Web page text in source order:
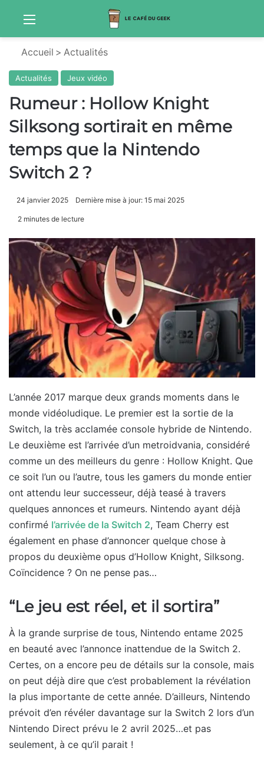
Menu
Accueil > Actualités
Actualités Jeux vidéo
Rumeur : Hollow Knight
Silksong sortirait en même
temps que la Nintendo
Switch 2 ?
24 janvier 2025 Dernière mise à jour: 15 mai 2025
2 minutes de lecture
L’année 2017 marque deux grands moments dans le
monde vidéoludique. Le premier est la sortie de la
Switch, la très acclamée console hybride de Nintendo.
Le deuxième est l’arrivée d’un metroidvania, considéré
comme un des meilleurs du genre : Hollow Knight. Que
ce soit l’un ou l’autre, tous les gamers du monde entier
ont attendu leur successeur, déjà teasé à travers
quelques annonces et rumeurs. Nintendo ayant déjà
confirmé l’arrivée de la Switch 2, Team Cherry est
également en phase d’annoncer quelque chose à
propos du deuxième opus d’Hollow Knight, Silksong.
Coïncidence ? On ne pense pas…
“Le jeu est réel, et il sortira”
À la grande surprise de tous, Nintendo entame 2025
en beauté avec l’annonce inattendue de la Switch 2.
Certes, on a encore peu de détails sur la console, mais
on peut déjà dire que c’est probablement la révélation
la plus importante de cette année. D’ailleurs, Nintendo
prévoit d’en révéler davantage sur la Switch 2 lors d’un
Nintendo Direct prévu le 2 avril 2025…et pas
seulement, à ce qu’il parait !